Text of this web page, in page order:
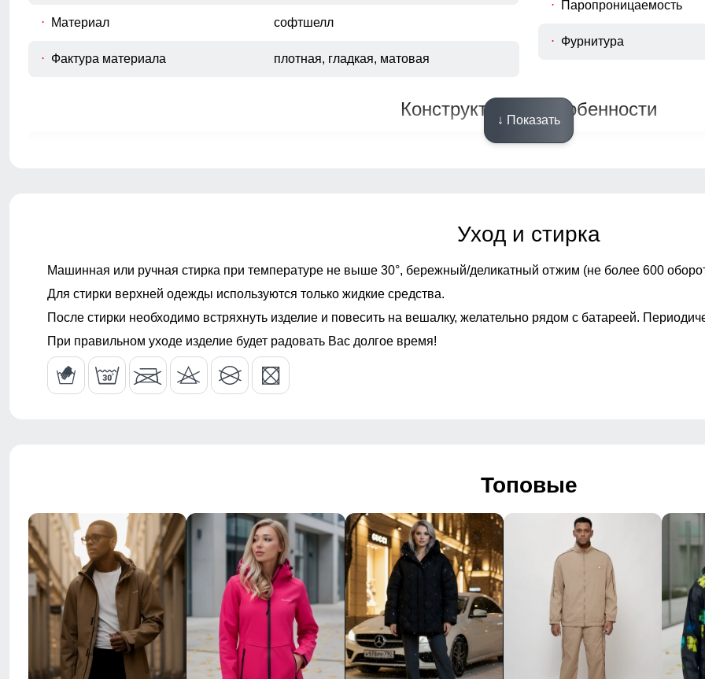
Материал софтшелл
Фактура материала плотная, гладкая, матовая
Паропроницаемость
Фурнитура
Конструктивные особенности
Декоративные элементы
фирменный лейбл, молнии,
декоративная строчка, встроенный
Внутренние швы усиленные, аккуратно прошитые
Вид застежки
Дизайн и стиль
Пояс со шлевками и встроенным регулируемым ремнем
Фиксация пояса двойная, усиленная
Стиль городской, повседневный, спортивный, туристический
↓ Показать
Уход и стирка
Машинная или ручная стирка при температуре не выше 30°, бережный/деликатный отжим (не более 600
Для стирки верхней одежды используются только жидкие средства.
После стирки необходимо встряхнуть изделие и повесить на вешалку, желательно рядом с батареей.
При правильном уходе изделие будет радовать Вас долгое время!
Топовые